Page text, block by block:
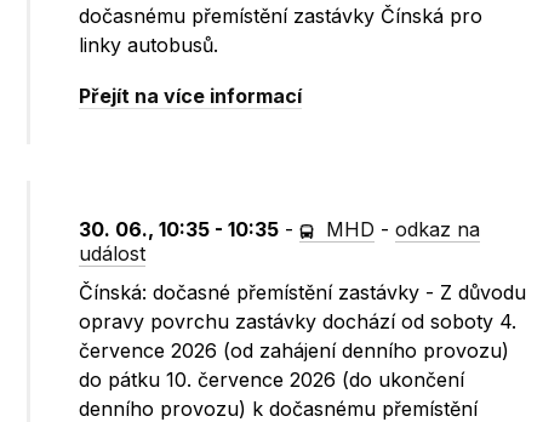
dočasnému přemístění zastávky Čínská pro
linky autobusů.
Přejít na více informací
30. 06., 10:35 - 10:35 - MHD -odkaz na
událost
Čínská: dočasné přemístění zastávky - Z důvodu
opravy povrchu zastávky dochází od soboty 4.
července 2026 (od zahájení denního provozu)
do pátku 10. července 2026 (do ukončení
denního provozu) k dočasnému přemístění